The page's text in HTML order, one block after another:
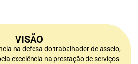
VISÃO
na defesa do trabalhador de asseio,
excelência na prestação de serviços